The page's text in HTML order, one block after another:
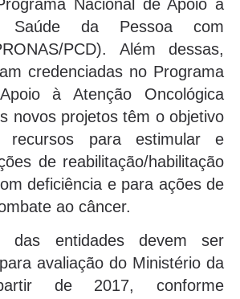
Nacional de Apoio à
Saúde da Pessoa com
PCD). Além dessas,
credenciadas no Programa
à Atenção Oncológica
novos projetos têm o objetivo
recursos para estimular e
de reabilitação/habilitação
deficiência e para ações de
ao câncer.
das entidades devem ser
avaliação do Ministério da
de 2017, conforme